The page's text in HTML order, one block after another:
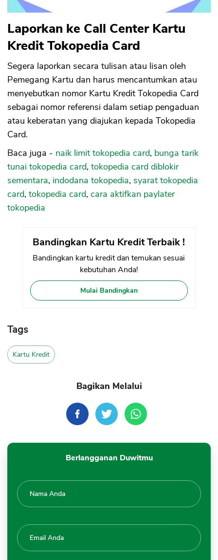
Laporkan ke Call Center Kartu
Kredit Tokopedia Card
Segera laporkan secara tulisan atau lisan oleh
Pemegang Kartu dan harus mencantumkan atau
menyebutkan nomor Kartu Kredit Tokopedia Card
sebagai nomor referensi dalam setiap pengaduan
atau keberatan yang diajukan kepada Tokopedia
Card.
Baca juga - naik limit tokopedia card, bunga tarik
tunai tokopedia card, tokopedia card diblokir
sementara, indodana tokopedia, syarat tokopedia
card, tokopedia card, cara aktifkan paylater
tokopedia
Bandingkan Kartu Kredit Terbaik !
Bandingkan kartu kredit dan temukan sesuai
kebutuhan Anda!
Mulai Bandingkan
Tags
Kartu Kredit
Bagikan Melalui
Berlangganan Duwitmu